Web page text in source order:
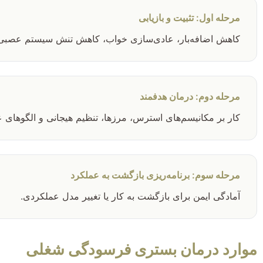
مرحله اول: تثبیت و بازیابی
کاهش اضافه‌بار، عادی‌سازی خواب، کاهش تنش سیستم
مرحله دوم: درمان هدفمند
کار بر مکانیسم‌های استرس، مرزها، تنظیم هیجانی و
مرحله سوم: برنامه‌ریزی بازگشت به عملکرد
آمادگی ایمن برای بازگشت به کار یا تغییر مدل عملکردی.
موارد درمان بستری فرسودگی شغلی